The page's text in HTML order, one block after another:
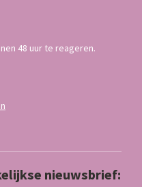
48 uur te reageren.
nieuwsbrief: